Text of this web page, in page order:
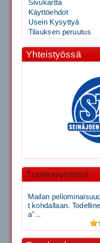
Sivukartta
Käyttöehdot
Usein Kysyttyä
Tilauksen peruutus
Yhteistyössä
Tuotearvioinnit
Mailan
t kohdallaan.
a" ..